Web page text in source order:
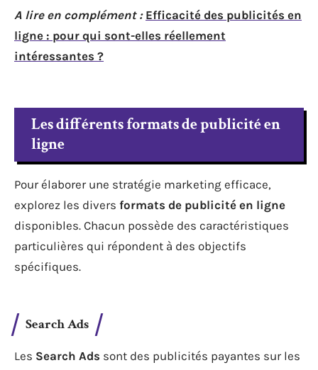
A lire en complément : Efficacité des publicités en
ligne : pour qui sont-elles réellement
intéressantes ?
Les différents formats de publicité en
ligne
Pour élaborer une stratégie marketing efficace,
explorez les divers formats de publicité en ligne
disponibles. Chacun possède des caractéristiques
particulières qui répondent à des objectifs
spécifiques.
Search Ads
Les Search Ads sont des publicités payantes sur les